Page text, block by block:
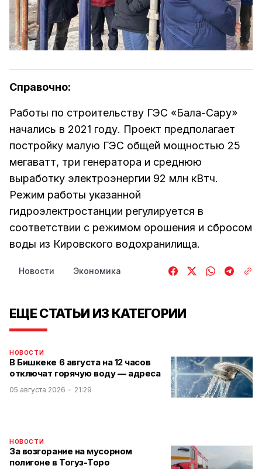
Справочно:
Работы по строительству ГЭС «Бала-Сару»
начались в 2021 году. Проект предполагает
постройку малую ГЭС общей мощностью 25
мегаватт, три генератора и среднюю
выработку электроэнергии 92 млн кВтч.
Режим работы указанной
гидроэлектростанции регулируется в
соответствии с режимом орошения и сбросом
воды из Кировского водохранилища.
Новости Экономика
ЕЩЕ СТАТЬИ ИЗ КАТЕГОРИИ
НОВОСТИ
В Бишкеке 6 августа на 12 часов
отключат горячую воду — адреса
05 августа 2026 21:29
НОВОСТИ
За возгорание на мусорном
полигоне в Тогуз-Торо